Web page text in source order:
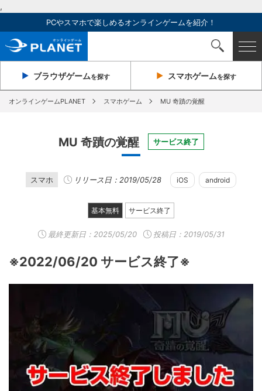
,
PCやスマホで楽しめるオンラインゲームを紹介！
ブラウザゲームを探す スマホゲームを探す
オンラインゲームPLANET スマホゲーム MU 奇蹟の覚醒
MU 奇蹟の覚醒 サービス終了
スマホ リリース日：2019/05/28 iOS android
基本無料 サービス終了
最終更新日： 2025/05/20 投稿日：2019/05/31
※2022/06/20 サービス終了※